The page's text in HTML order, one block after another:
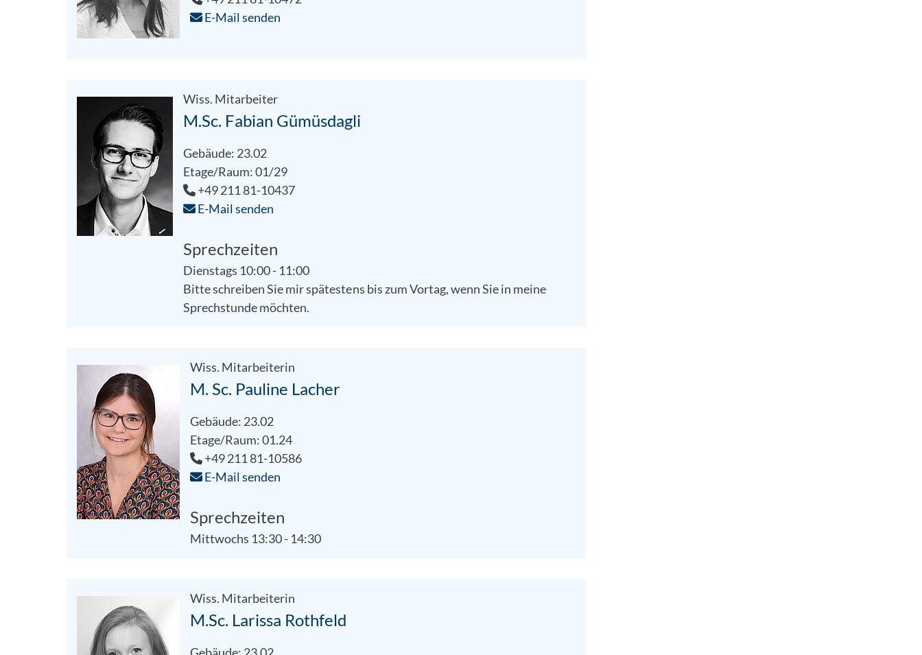
E-Mail senden
Wiss. Mitarbeiter
M.Sc. Fabian Gümüsdagli
Gebäude: 23.02
Etage/Raum: 01/29
+49 211 81-10437
E-Mail senden
Sprechzeiten
Dienstags 10:00 - 11:00
Bitte schreiben Sie mir spätestens bis zum Vortag, wenn Sie in meine
Sprechstunde möchten.
Wiss. Mitarbeiterin
M. Sc. Pauline Lacher
Gebäude: 23.02
Etage/Raum: 01.24
+49 211 81-10586
E-Mail senden
Sprechzeiten
Mittwochs 13:30 - 14:30
Wiss. Mitarbeiterin
M.Sc. Larissa Rothfeld